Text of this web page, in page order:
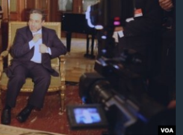
نرگس محمدی برنده جایزه نوبل صلح
همایش محافظه‌کاران آمریکا «سی‌پک»
صفحه‌های ویژه
سفر پرزیدنت ترامپ به چین